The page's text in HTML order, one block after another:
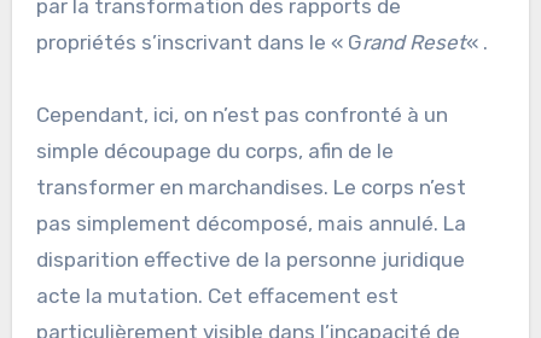
par la transformation des rapports de
propriétés s’inscrivant dans le « Grand Reset« .
Cependant, ici, on n’est pas confronté à un
simple découpage du corps, afin de le
transformer en marchandises. Le corps n’est
pas simplement décomposé, mais annulé. La
disparition effective de la personne juridique
acte la mutation. Cet effacement est
particulièrement visible dans l’incapacité de